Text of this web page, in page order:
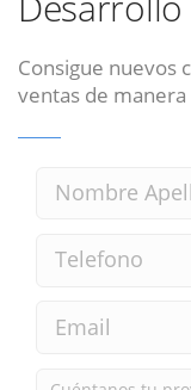
Consigue nuevos
ventas de manera